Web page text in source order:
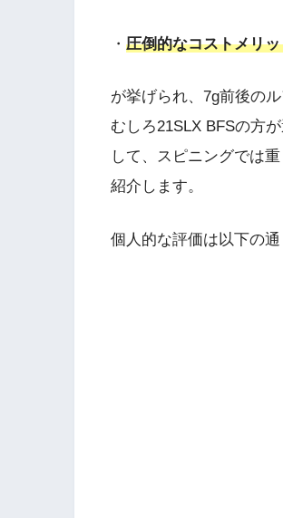
・ 圧倒的なコストメリ
が挙げられ、7g前後の
むしろ21SLX BFSの方
して、スピニングでは
紹介します。
個人的な評価は以下の